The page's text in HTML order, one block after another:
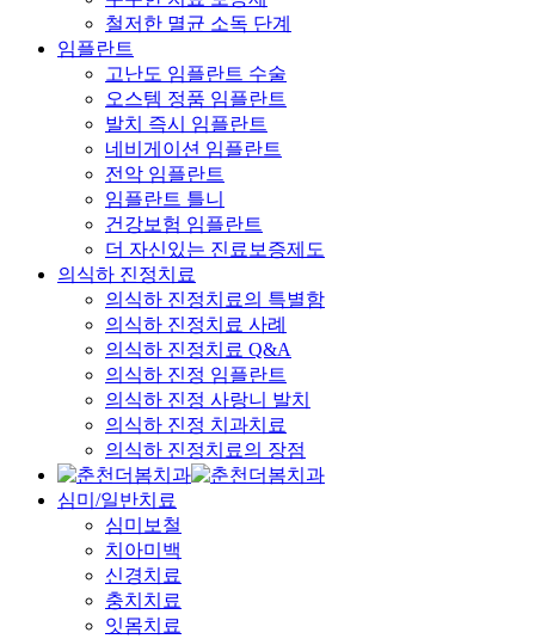
철저한 멸균 소독 단계
임플란트
고난도 임플란트 수술
오스템 정품 임플란트
발치 즉시 임플란트
네비게이션 임플란트
전악 임플란트
임플란트 틀니
건강보험 임플란트
더 자신있는 진료보증제도
의식하 진정치료
의식하 진정치료의 특별함
의식하 진정치료 사례
의식하 진정치료 Q&A
의식하 진정 임플란트
의식하 진정 사랑니 발치
의식하 진정 치과치료
의식하 진정치료의 장점
심미/일반치료
심미보철
치아미백
신경치료
충치치료
잇몸치료